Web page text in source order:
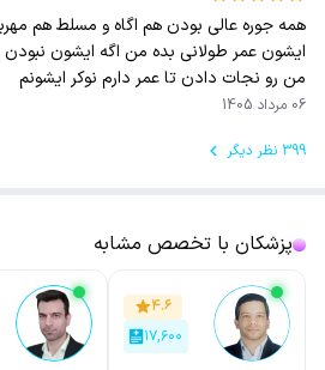
همه جوره عالی بودن هم اگاه و مسلط هم
ايشون عمر طولانی بده من اگه ایشون نبودن
من رو نجات دادن تا عمر دارم نوکر ایشونم
06 مرداد 1405
399 نظر دیگر
پزشکان با تخصص مشابه
۴.۶
۱۷,۶۰۰